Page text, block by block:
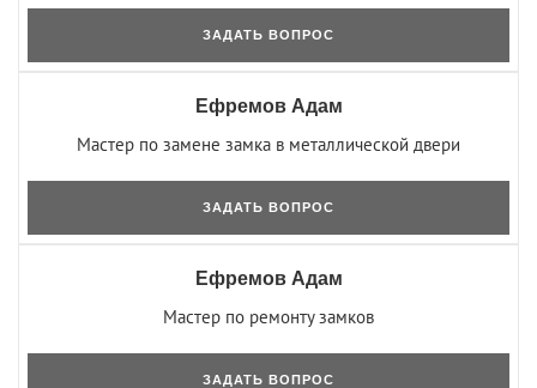
ЗАДАТЬ ВОПРОС
Ефремов Адам
Мастер по замене замка в металлической двери
ЗАДАТЬ ВОПРОС
Ефремов Адам
Мастер по ремонту замков
ЗАДАТЬ ВОПРОС